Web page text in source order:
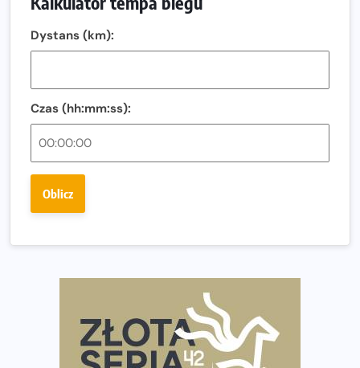
Największy Bieg Powstania Warszawskiego w historii.
Ponad 12 tysięcy uczestników pobiegło dla Bohaterów!
Co ma dużo białka? Produkty, które warto włączyć do
diety
Rozbiegany Olsztyn szykuje się na weekend z
Wystartuje rekordowa liczba uczestników
poradnik przed startem
Ile razy w tygodniu biegać? 3 treningi wystarczą? Jak
często biegać, żeby robić postępy
Już w ten weekend! Przed nami Nocny Portowy Maraton
i Półmaraton Szczeciński. Wszystko, co warto wiedzieć
Dystans (km):
Czas (hh:mm:ss):
Oblicz